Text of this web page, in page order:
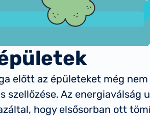
előtt az épületeket még
szellőzése. Az energiaválság
hogy elsősorban ott